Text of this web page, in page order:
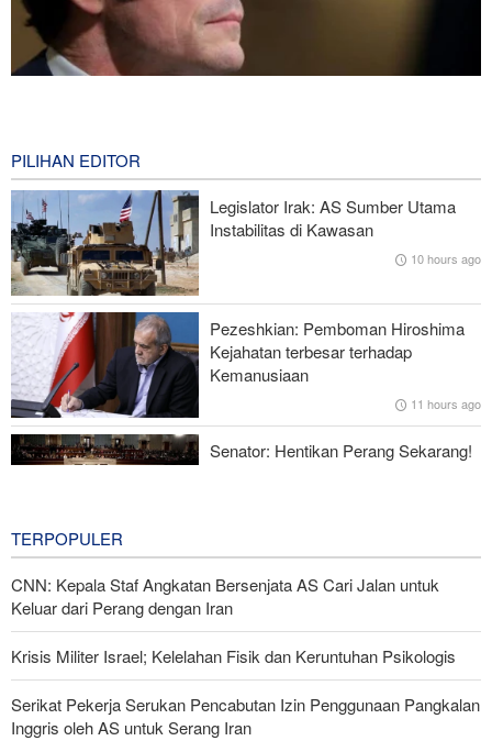
Hulu Ledak Manuver dan Antena Anti-Jamming: Lonjakan
Kualitatif Rudal Kheibar Shekan
Zolghadr: Selat Hormuz Hanya Akan Dibuka Jika AS Perbaiki
Perilaku—Ini 6 Syaratnya!
Norouzi: Jurnalis Berdiri di Titik Pertemuan antara Realitas dan
Opini Publik
Menhan Pakistan: Persatuan Negara-negara Islam dalam
Melawan Zionis Urgen
PILIHAN EDITOR
Legislator Irak: AS Sumber Utama
Instabilitas di Kawasan
10 hours ago
Pezeshkian: Pemboman Hiroshima
Kejahatan terbesar terhadap
Kemanusiaan
11 hours ago
Senator: Hentikan Perang Sekarang!
TERPOPULER
CNN: Kepala Staf Angkatan Bersenjata AS Cari Jalan untuk
Keluar dari Perang dengan Iran
Krisis Militer Israel; Kelelahan Fisik dan Keruntuhan Psikologis
Serikat Pekerja Serukan Pencabutan Izin Penggunaan Pangkalan
Inggris oleh AS untuk Serang Iran